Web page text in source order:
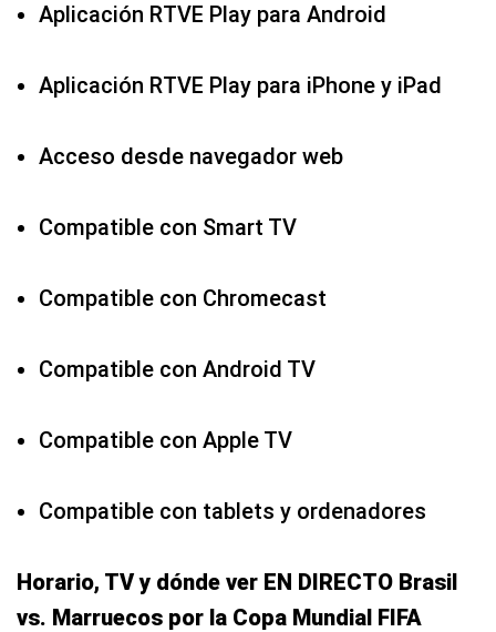
Aplicación RTVE Play para Android
Aplicación RTVE Play para iPhone y iPad
Acceso desde navegador web
Compatible con Smart TV
Compatible con Chromecast
Compatible con Android TV
Compatible con Apple TV
Compatible con tablets y ordenadores
Horario, TV y dónde ver EN DIRECTO Brasil
vs. Marruecos por la Copa Mundial FIFA